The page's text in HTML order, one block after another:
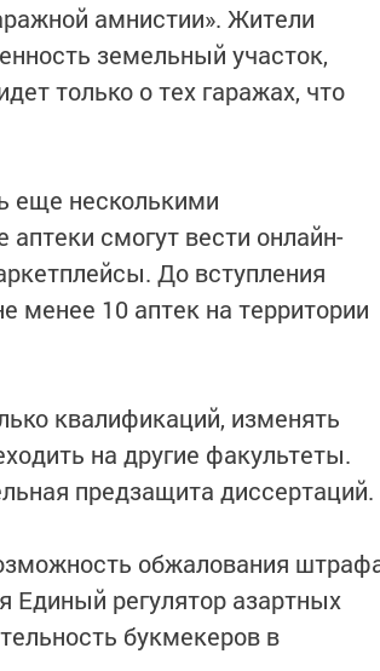
амнистии». Жители
земельный участок,
только о тех гаражах, что
еще несколькими
смогут вести онлайн-
До вступления
менее 10 аптек на территории
квалификаций, изменять
на другие факультеты.
предзащита диссертаций.
обжалования
Единый регулятор азартных
букмекеров в